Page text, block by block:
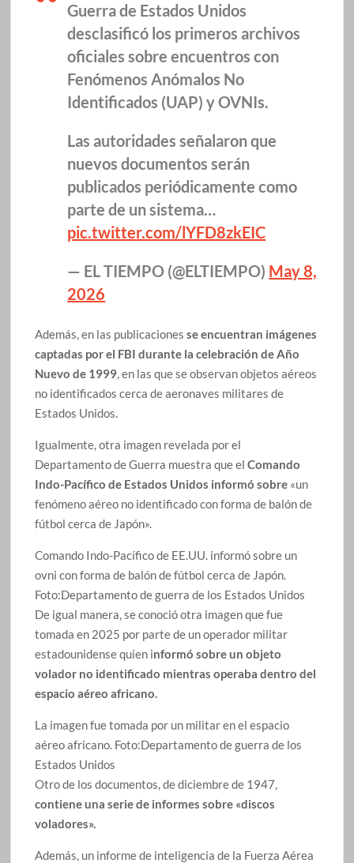
Guerra de Estados Unidos
desclasificó los primeros archivos
oficiales sobre encuentros con
Fenómenos Anómalos No
Identificados (UAP) y OVNIs.
Las autoridades señalaron que
nuevos documentos serán
publicados periódicamente como
parte de un sistema…
pic.twitter.com/lYFD8zkEIC
— EL TIEMPO (@ELTIEMPO) May 8,
2026
Además, en las publicacionesse encuentran imágenes
captadas por el FBI durante la celebración de Año
Nuevo de 1999, en las que se observan objetos aéreos
no identificados cerca de aeronaves militares de
Estados Unidos.
Igualmente, otra imagen revelada por el
Departamento de Guerra muestra que elComando
Indo-Pacífico de Estados Unidos informó sobre «un
fenómeno aéreo no identificado con forma de balón de
fútbol cerca de Japón».
Comando Indo-Pacífico de EE.UU. informó sobre un
ovni con forma de balón de fútbol cerca de Japón.
Foto:Departamento de guerra de los Estados Unidos
De igual manera, se conoció otra imagen que fue
tomada en 2025 por parte de un operador militar
estadounidense quien informó sobre un objeto
volador no identificado mientras operaba dentro del
espacio aéreo africano.
La imagen fue tomada por un militar en el espacio
aéreo africano. Foto:Departamento de guerra de los
Estados Unidos
Otro de los documentos, de diciembre de 1947,
contiene una serie de informes sobre «discos
voladores».
Además, un informe de inteligencia de la Fuerza Aérea